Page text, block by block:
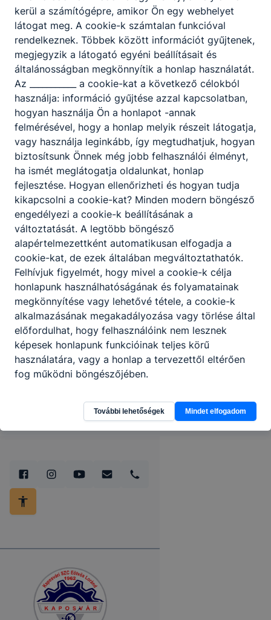
Eötvös a Karrier Kalandon
2026. jún. 15. Vezetőség
Partnereink
kerül a számítógépre, amikor Ön egy webhelyet
látogat meg. A cookie-k számtalan funkcióval
rendelkeznek. Többek között információt gyűjtenek,
megjegyzik a látogató egyéni beállításait és
általánosságban megkönnyítik a honlap használatát.
Az ___________ a cookie-kat a következő célokból
használja: információ gyűjtése azzal kapcsolatban,
hogyan használja Ön a honlapot -annak
felmérésével, hogy a honlap melyik részeit látogatja,
vagy használja leginkább, így megtudhatjuk, hogyan
biztosítsunk Önnek még jobb felhasználói élményt,
ha ismét meglátogatja oldalunkat, honlap
fejlesztése. Hogyan ellenőrizheti és hogyan tudja
kikapcsolni a cookie-kat? Minden modern böngésző
engedélyezi a cookie-k beállításának a
változtatását. A legtöbb böngésző
alapértelmezettként automatikusan elfogadja a
cookie-kat, de ezek általában megváltoztathatók.
Felhívjuk figyelmét, hogy mivel a cookie-k célja
honlapunk használhatóságának és folyamatainak
megkönnyítése vagy lehetővé tétele, a cookie-k
alkalmazásának megakadályozása vagy törlése által
előfordulhat, hogy felhasználóink nem lesznek
képesek honlapunk funkcióinak teljes körű
használatára, vagy a honlap a tervezettől eltérően
fog működni böngészőjében.
További lehetőségek Mindet elfogadom